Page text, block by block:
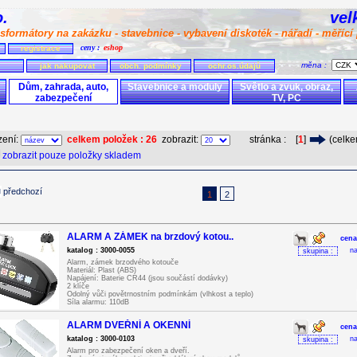
na zakázku - stavebnice - vybavení diskoték - nářadí -
registrace ceny : eshop
jak nakupovat obch. podmínky ochr.os.údajů měna :
Dům, zahrada, auto,
zabezpečení
Stavebnice a moduly
Světlo a zvuk, obraz,
TV, PC
celkem položek : 26 zobrazit: stránka : [1]
zobrazit pouze položky skladem
předchozí 1 2
ALARM A ZÁMEK na brzdový kotou..
katalog : 3000-0055
skupina :
Alarm, zámek brzodvého kotouče
Materiál: Plast (ABS)
Napájení: Baterie CR44 (jsou součástí dodávky)
2 klíče
Odolný vůči povětrnostním podmínkám (vlhkost a teplo)
Síla alarmu: 110dB
Tloušťka brzdového kotouče: 7mm
Tloušťka trnu: 6mm
Rozměry: 9cm x 7cm
Barva: černá
ALARM DVEŘNÍ A OKENNÍ
katalog : 3000-0103
skupina :
Alarm pro zabezpečení oken a dveří.